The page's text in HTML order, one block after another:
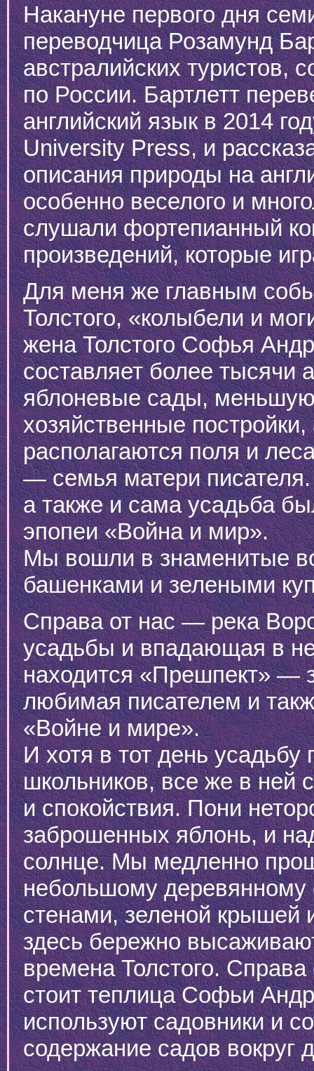
Накануне первого дня
переводчица Розамунд
австралийских туристов,
по России. Бартлетт
английский язык в 2014
University Press, и
описания природы на
особенно веселого и
слушали фортепианный
произведений, которые
Для меня же главным
Толстого, «колыбели и
жена Толстого Софья
составляет более тысячи
яблоневые сады,
хозяйственные
располагаются поля и
— семья матери
а также и сама усадьба
эпопеи «Война и мир».
Мы вошли в знаменитые
башенками и зелеными
Справа от нас — река
усадьбы и впадающая в
находится «Прешпект» —
любимая писателем и
«Войне и мире».
И хотя в тот день
школьников, все же в ней
и спокойствия. Пони
заброшенных яблонь, и
солнце. Мы медленно
небольшому
стенами, зеленой
здесь бережно
времена Толстого.
стоит теплица Софьи
используют садовники и
содержание садов вокруг